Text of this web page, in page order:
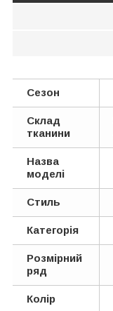
Сезон
Склад
тканини
Назва
моделі
Стиль
Категорія
Розмірний
ряд
Колір